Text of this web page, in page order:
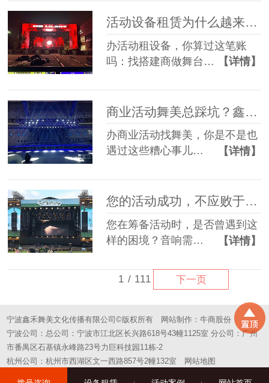
活动设备租赁为什么越来越多人选一站式？
办活动租设备，你算过这笔账
吗：找搭建商做舞台…
【详情】
商业活动舞美总踩坑？鑫禾一站式方案帮您避坑
办商业活动找舞美，你是不是也
遇过这些糟心事儿…
【详情】
您的活动成功，不应败于“拼凑”的舞台——选择一站式，选择省心
您在筹备活动时，是否曾遇到这
样的困境？音响需…
【详情】
1 / 111 下一页
宁波鑫禾舞美文化传播有限公司©版权所有 网站制作：牛商股份
宁波公司：总公司：宁波市江北区长兴路618号43幢1125室 分公司：广州
市番禺区石基镇永峰路23号力巨科技园11栋-2
杭州公司：杭州市西湖区文一西路857号2幢132室
网站地图